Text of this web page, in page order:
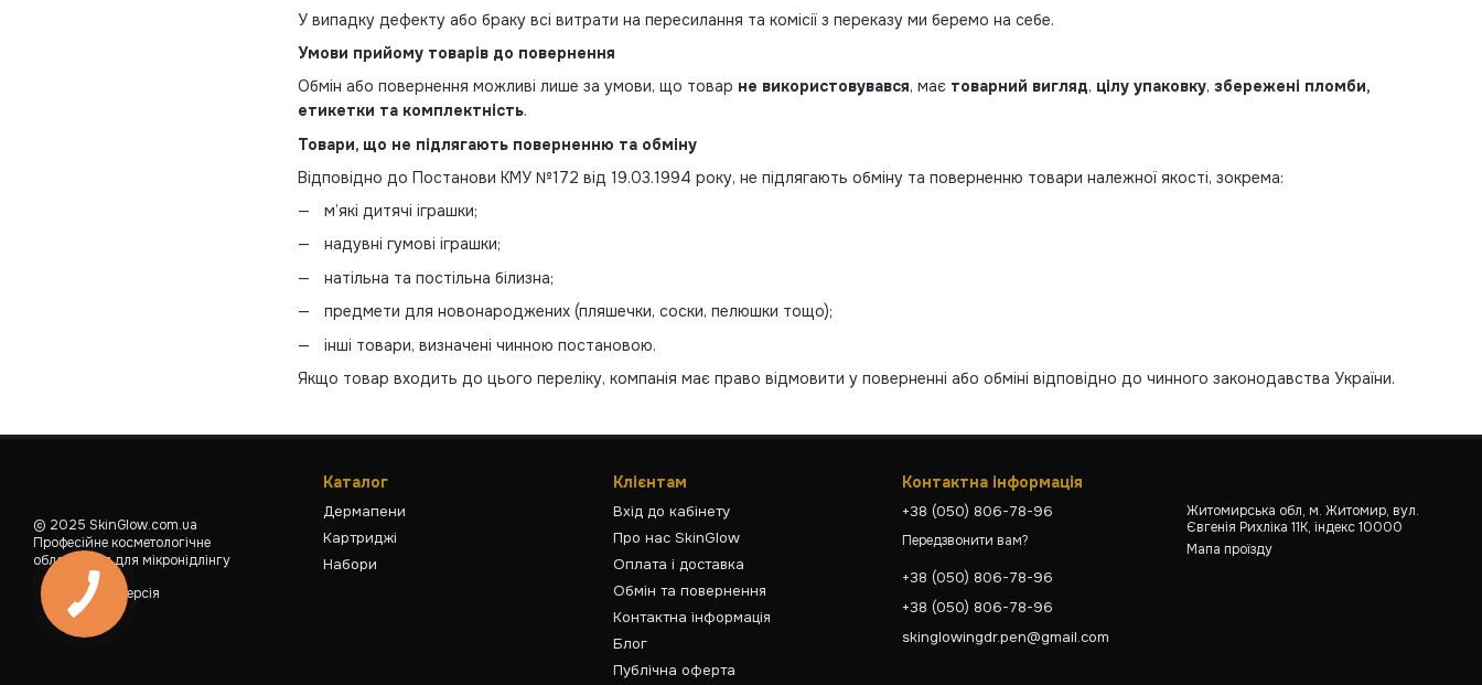
У випадку дефекту або браку всі витрати на пересилання та комісії з переказу ми беремо на себе.
Умови прийому товарів до повернення
Обмін або повернення можливі лише за умови, що товар не використовувався, має товарний вигляд, цілу упаковку, збережені пломби,
етикетки та комплектність.
Товари, що не підлягають поверненню та обміну
Відповідно до Постанови КМУ №172 від 19.03.1994 року, не підлягають обміну та поверненню товари належної якості, зокрема:
м’які дитячі іграшки;
надувні гумові іграшки;
натільна та постільна білизна;
предмети для новонароджених (пляшечки, соски, пелюшки тощо);
інші товари, визначені чинною постановою.
Якщо товар входить до цього переліку, компанія має право відмовити у поверненні або обміні відповідно до чинного законодавства України.
© 2025 SkinGlow.com.ua
Професійне косметологічне
обладнання для мікронідлінгу
Мобільна версія
Каталог
Дермапени
Картриджі
Набори
Клієнтам
Вхід до кабінету
Про нас SkinGlow
Оплата і доставка
Обмін та повернення
Контактна інформація
Блог
Публічна оферта
Контактна інформація
+38 (050) 806-78-96
Передзвонити вам?
+38 (050) 806-78-96
+38 (050) 806-78-96
skinglowingdr.pen@gmail.com
Житомирська обл, м. Житомир, вул.
Євгенія Рихліка 11К, індекс 10000
Мапа проїзду